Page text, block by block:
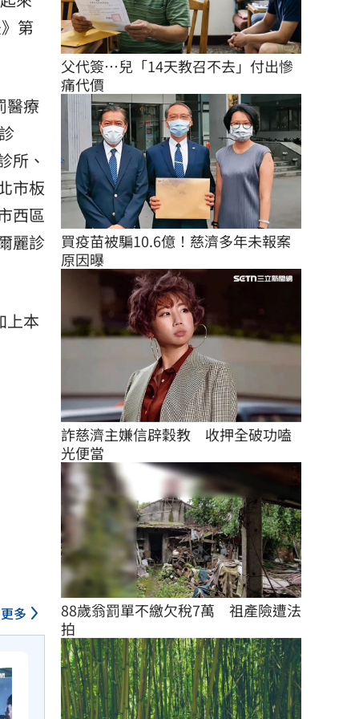
第
醫療
所、
市板
西區
麗診
上本
更多
父代簽…兒「14天教召不去」付出慘
痛代價
買疫苗被騙10.6億！慈濟多年未報案
原因曝
詐慈濟主嫌信辟穀教　收押全破功嗑
光便當
88歲翁罰單不繳欠稅7萬　祖產險遭法
拍